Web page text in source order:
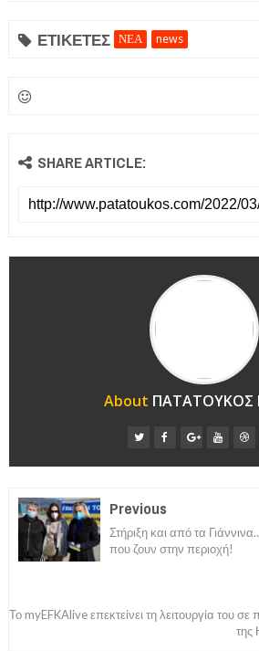
ΕΤΙΚΕΤΕΣ ΝΕΑ news
SHARE ARTICLE:
About ΠΑΤΑΤΟΥΚΟΣ
Previous
Στήριξη και από τα
που ζουν στην περιοχή!
Το myEFKAlive επεκτείνει τη λειτουργία του σε
της